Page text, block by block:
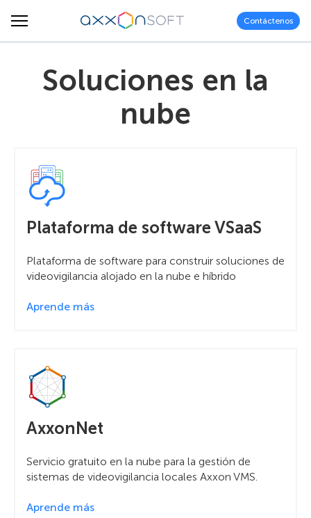
Contáctenos
Soluciones en la
nube
Plataforma de software VSaaS
Plataforma de software para construir soluciones de
videovigilancia alojado en la nube e híbrido
Aprende más
AxxonNet
Servicio gratuito en la nube para la gestión de
sistemas de videovigilancia locales Axxon VMS.
Aprende más